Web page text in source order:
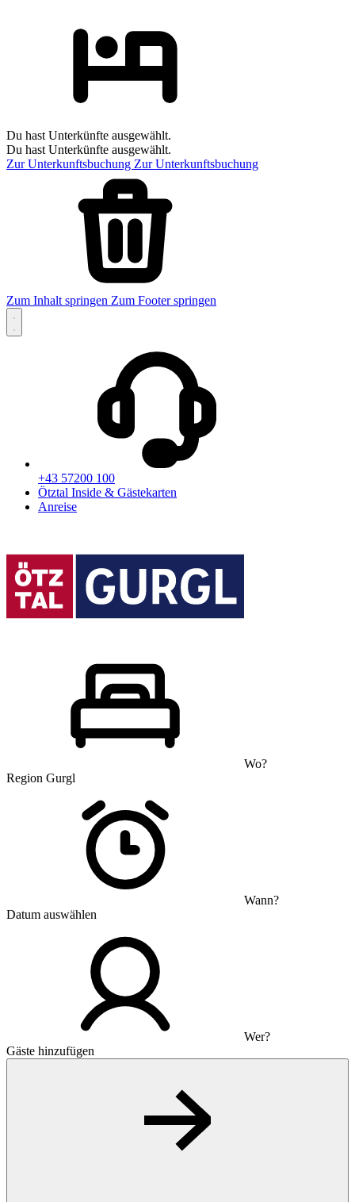
Du hast Unterkünfte ausgewählt.
Du hast Unterkünfte ausgewählt.
Zur Unterkunftsbuchung Zur Unterkunftsbuchung
Zum Inhalt springen Zum Footer springen
+43 57200 100
Ötztal Inside & Gästekarten
Anreise
Wo?
Region Gurgl
Wann?
Datum auswählen
Wer?
Gäste hinzufügen